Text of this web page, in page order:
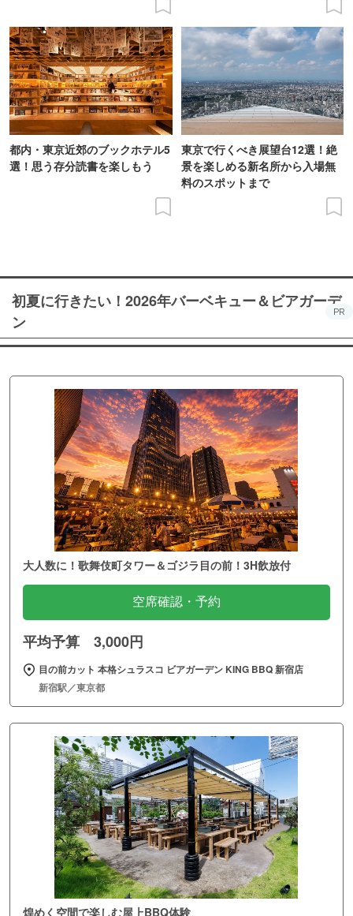
都内・東京近郊のブックホテル5
選！思う存分読書を楽しもう
東京で行くべき展望台12選！絶
景を楽しめる新名所から入場無
料のスポットまで
初夏に行きたい！2026年バーベキュー＆ビアガーデ
ン
PR
大人数に！歌舞伎町タワー＆ゴジラ目の前！3H飲放付
空席確認・予約
平均予算 3,000円
目の前カット 本格シュラスコ ビアガーデン KING BBQ 新宿店
新宿駅／東京都
煌めく空間で楽しむ屋上BBQ体験